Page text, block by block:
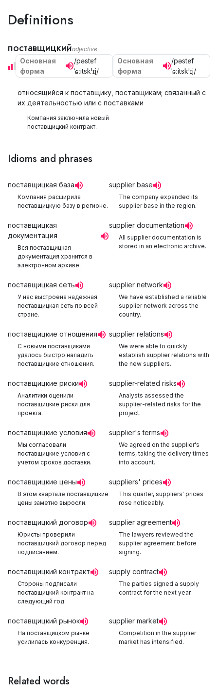
Definitions
поставщицкийadjective
Основная
форма
/pəstɐf
ˈɕːitskʲɪj/
Основная
форма
/pəstɐf
ˈɕːitskʲɪj/
относящийся к поставщику, поставщикам; связанный с
их деятельностью или с поставками
Компания заключила новый
поставщицкий контракт.
Idioms and phrases
поставщицкая база
Компания расширила
поставщицкую базу в регионе.
supplier base
The company expanded its
supplier base in the region.
поставщицкая
документация
Вся поставщицкая
документация хранится в
электронном архиве.
supplier documentation
All supplier documentation is
stored in an electronic archive.
поставщицкая сеть
У нас выстроена надежная
поставщицкая сеть по всей
стране.
supplier network
We have established a reliable
supplier network across the
country.
поставщицкие отношения
С новыми поставщиками
удалось быстро наладить
поставщицкие отношения.
supplier relations
We were able to quickly
establish supplier relations with
the new suppliers.
поставщицкие риски
Аналитики оценили
поставщицкие риски для
проекта.
supplier-related risks
Analysts assessed the
supplier-related risks for the
project.
поставщицкие условия
Мы согласовали
поставщицкие условия с
учетом сроков доставки.
supplier's terms
We agreed on the supplier's
terms, taking the delivery times
into account.
поставщицкие цены
В этом квартале поставщицкие
цены заметно выросли.
suppliers' prices
This quarter, suppliers' prices
rose noticeably.
поставщицкий договор
Юристы проверили
поставщицкий договор перед
подписанием.
supplier agreement
The lawyers reviewed the
supplier agreement before
signing.
поставщицкий контракт
Стороны подписали
поставщицкий контракт на
следующий год.
supply contract
The parties signed a supply
contract for the next year.
поставщицкий рынок
На поставщицком рынке
усилилась конкуренция.
supplier market
Competition in the supplier
market has intensified.
Related words